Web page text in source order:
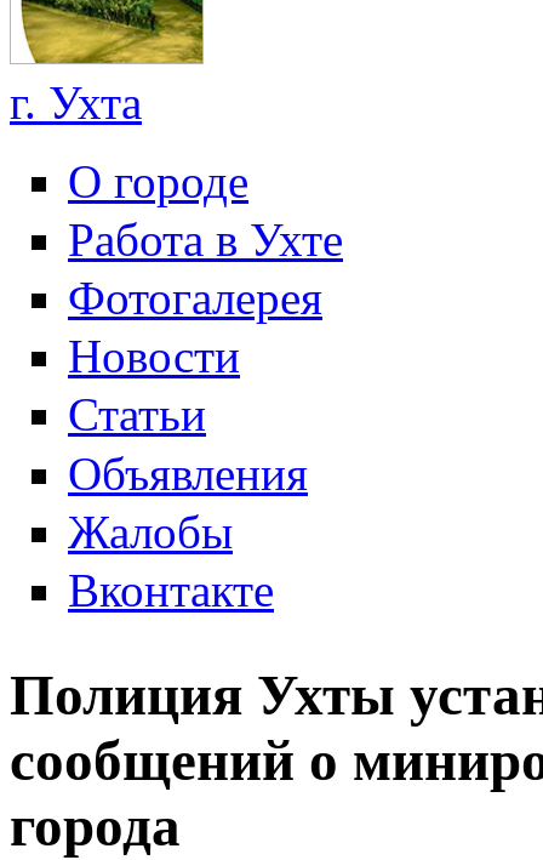
г. Ухта
О городе
Работа в Ухте
Фотогалерея
Новости
Статьи
Объявления
Жалобы
Вконтакте
Полиция Ухты
сообщений о
города